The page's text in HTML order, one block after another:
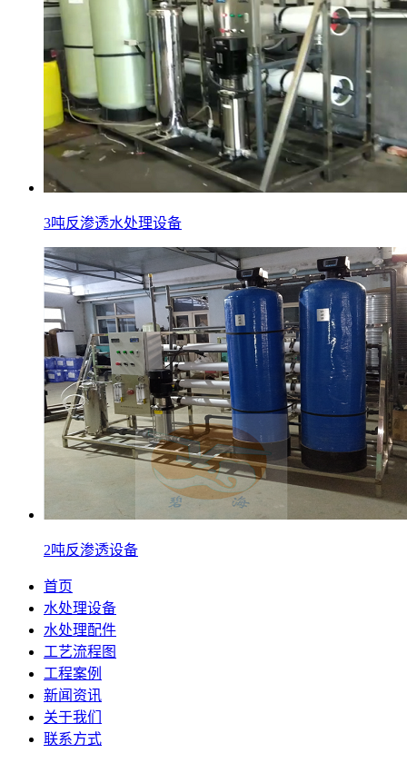
3吨反渗透水处理设备
2吨反渗透设备
首页
水处理设备
水处理配件
工艺流程图
工程案例
新闻资讯
关于我们
联系方式